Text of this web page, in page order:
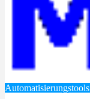
Automatisierungstools